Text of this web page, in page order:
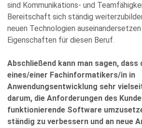
sind Kommunikations- und
Bereitschaft sich ständig
neuen Technologien
Eigenschaften für diesen Beruf.
Abschließend kann man sagen, dass
eines/einer Fachinformatikers/in in
Anwendungsentwicklung sehr
darum, die Anforderungen des
funktionierende Software
ständig zu verbessern und an neue